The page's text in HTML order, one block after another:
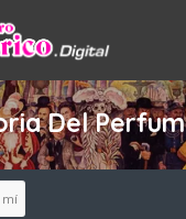
Del
mí